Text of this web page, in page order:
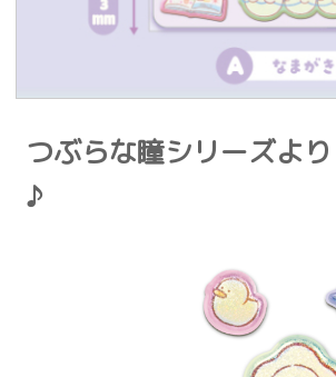
つぶらな瞳シリーズよ
♪